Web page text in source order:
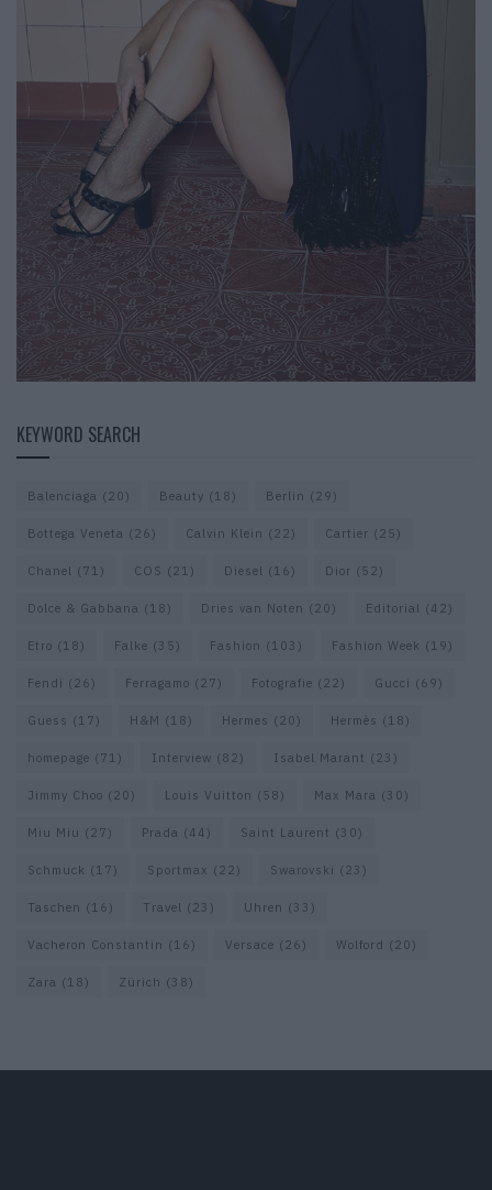
KEYWORD SEARCH
Balenciaga (20) Beauty (18) Berlin (29)
Bottega Veneta (26) Calvin Klein (22) Cartier (25)
Chanel (71) COS (21) Diesel (16) Dior (52)
Dolce & Gabbana (18) Dries van Noten (20) Editorial (42)
Etro (18) Falke (35) Fashion (103) Fashion Week (19)
Fendi (26) Ferragamo (27) Fotografie (22) Gucci (69)
Guess (17) H&M (18) Hermes (20) Hermès (18)
homepage (71) Interview (82) Isabel Marant (23)
Jimmy Choo (20) Louis Vuitton (58) Max Mara (30)
Miu Miu (27) Prada (44) Saint Laurent (30)
Schmuck (17) Sportmax (22) Swarovski (23)
Taschen (16) Travel (23) Uhren (33)
Vacheron Constantin (16) Versace (26) Wolford (20)
Zara (18) Zürich (38)